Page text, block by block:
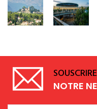
SOUSCRIRE
NOTRE